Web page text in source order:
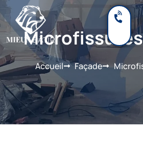
Accueil Façade